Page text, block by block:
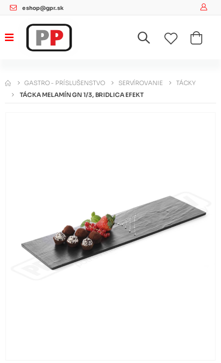
eshop@gpr.sk
GASTRO - PRÍSLUŠENSTVO SERVÍROVANIE
TÁCKY
TÁCKA MELAMÍN GN 1/3, BRIDLICA EFEKT